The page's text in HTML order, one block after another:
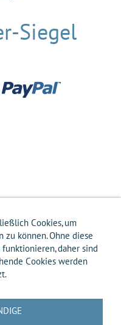
Siegel
InfoHilfeDatenschutz
Cookies, um
können. Ohne diese
daher sind
Cookies werden